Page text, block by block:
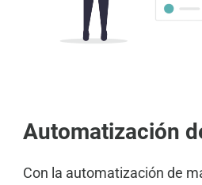
Automatización
Con la automatización de